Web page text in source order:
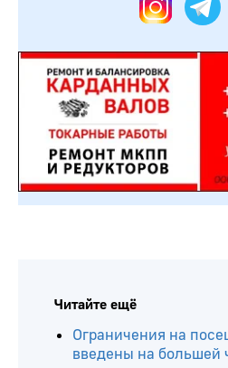
Читайте ещё
Ограничения на
введены на большей